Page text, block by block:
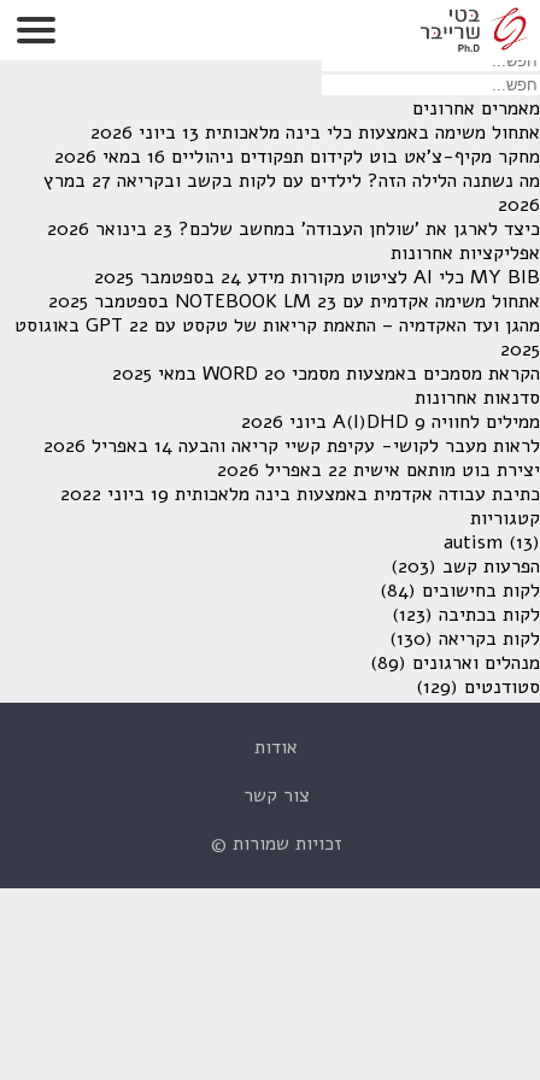
לא נמצאו תוצאות תחת קטגוריה זו.
מחפש משהו מסויים? השתמש בחיפוש
מאמרים אחרונים
אתחול משימה באמצעות כלי בינה מלאכותית 13 ביוני 2026
מחקר מקיף-צ'אט בוט לקידום תפקודים ניהוליים 16 במאי 2026
מה נשתנה הלילה הזה? לילדים עם לקות בקשב ובקריאה
27 במרץ
2026
כיצד לארגן את 'שולחן העבודה' במחשב שלכם? 23 בינואר 2026
אפליקציות אחרונות
MY BIB כלי AI לציטוט מקורות מידע
24 בספטמבר 2025
אתחול משימה אקדמית עם NOTEBOOK LM 23 בספטמבר 2025
מהגן ועד האקדמיה – התאמת קריאות של טקסט עם GPT
22 באוגוסט
2025
הקראת מסמכים באמצעות מסמכי WORD 20 במאי 2025
סדנאות אחרונות
ממילים לחוויה A(I)DHD 9 ביוני 2026
לראות מעבר לקושי- עקיפת קשיי קריאה והבעה 14 באפריל 2026
יצירת בוט מותאם אישית 22 באפריל 2026
כתיבת עבודה אקדמית באמצעות בינה מלאכותית 19 ביוני 2022
קטגוריות
autism (13)
הפרעות קשב (203)
לקות בחישובים (84)
לקות בכתיבה (123)
לקות בקריאה (130)
מנהלים וארגונים (89)
סטודנטים (129)
אודות
צור קשר
זכויות שמורות ©